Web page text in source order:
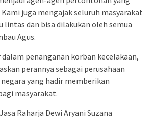
juga mengajak seluruh masyarakat
dan bisa dilakukan oleh semua
Agus.
penanganan korban kecelakaan,
perannya sebagai perusahaan
yang hadir memberikan
masyarakat.
Raharja Dewi Aryani Suzana